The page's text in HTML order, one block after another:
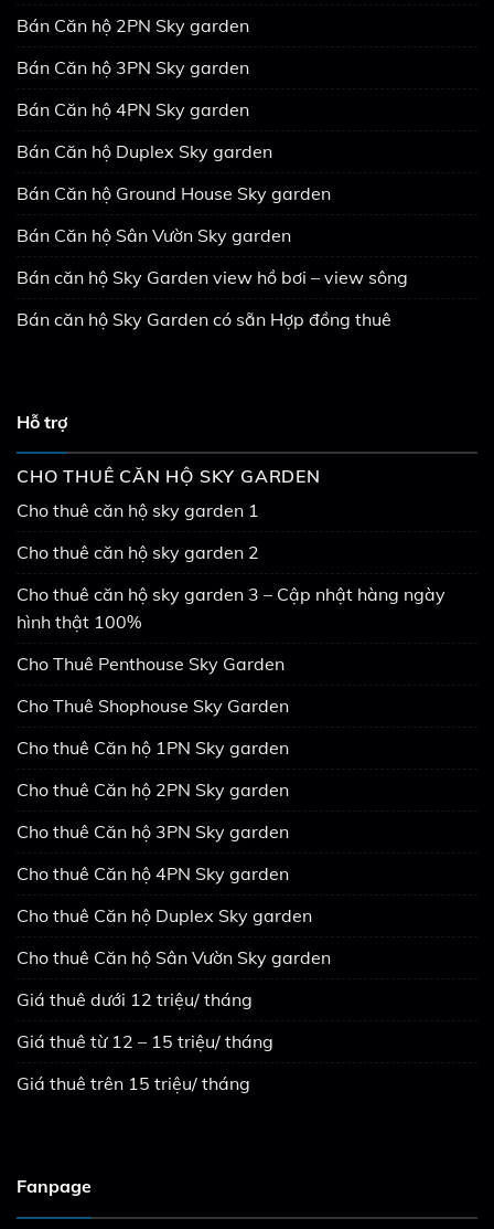
Bán Căn hộ 2PN Sky garden
Bán Căn hộ 3PN Sky garden
Bán Căn hộ 4PN Sky garden
Bán Căn hộ Duplex Sky garden
Bán Căn hộ Ground House Sky garden
Bán Căn hộ Sân Vườn Sky garden
Bán căn hộ Sky Garden view hồ bơi – view sông
Bán căn hộ Sky Garden có sẵn Hợp đồng thuê
Hỗ trợ
CHO THUÊ CĂN HỘ SKY GARDEN
Cho thuê căn hộ sky garden 1
Cho thuê căn hộ sky garden 2
Cho thuê căn hộ sky garden 3 – Cập nhật hàng ngày
hình thật 100%
Cho Thuê Penthouse Sky Garden
Cho Thuê Shophouse Sky Garden
Cho thuê Căn hộ 1PN Sky garden
Cho thuê Căn hộ 2PN Sky garden
Cho thuê Căn hộ 3PN Sky garden
Cho thuê Căn hộ 4PN Sky garden
Cho thuê Căn hộ Duplex Sky garden
Cho thuê Căn hộ Sân Vườn Sky garden
Giá thuê dưới 12 triệu/ tháng
Giá thuê từ 12 – 15 triệu/ tháng
Giá thuê trên 15 triệu/ tháng
Fanpage